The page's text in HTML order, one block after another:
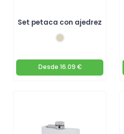
Set petaca con ajedrez
Desde 16.09 €